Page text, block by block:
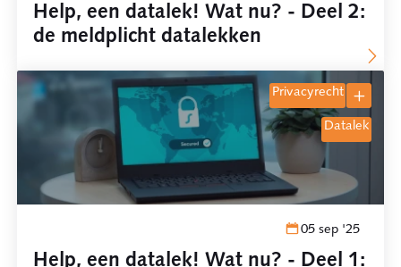
Help, een datalek! Wat nu? - Deel 2:
de meldplicht datalekken
privacyrecht
datalek
05 sep '25
Help, een datalek! Wat nu? - Deel 1: